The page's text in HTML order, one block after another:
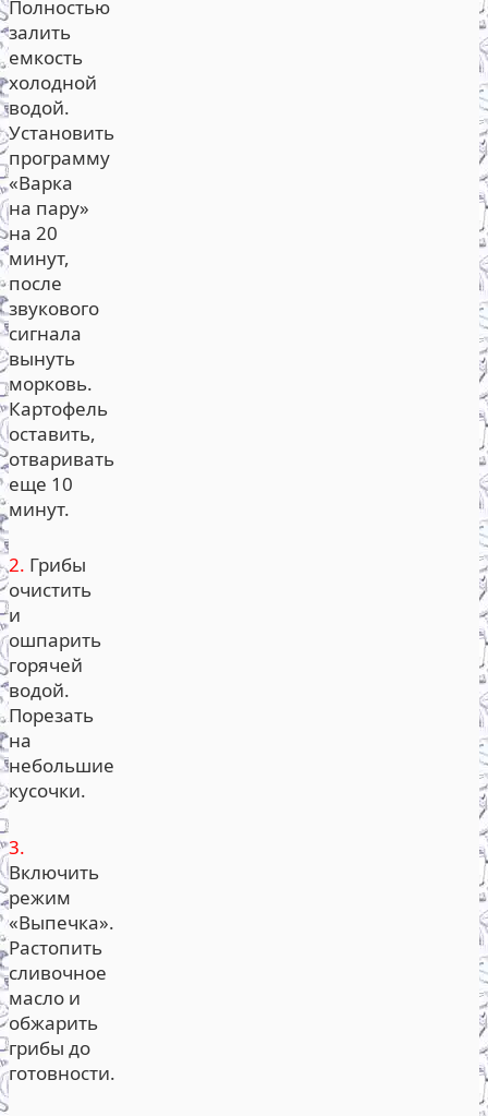
Полностью
залить
емкость
холодной
водой.
Установить
программу
«Варка
на пару»
на 20
минут,
после
звукового
сигнала
вынуть
морковь.
Картофель
оставить,
отваривать
еще 10
минут.
2. Грибы
очистить
и
ошпарить
горячей
водой.
Порезать
на
небольшие
кусочки.
3.
Включить
режим
«Выпечка».
Растопить
сливочное
масло и
обжарить
грибы до
готовности.